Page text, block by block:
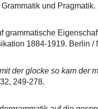
und
grammatische
1884-1919. Berlin /
der glocke so kam der
249-278.